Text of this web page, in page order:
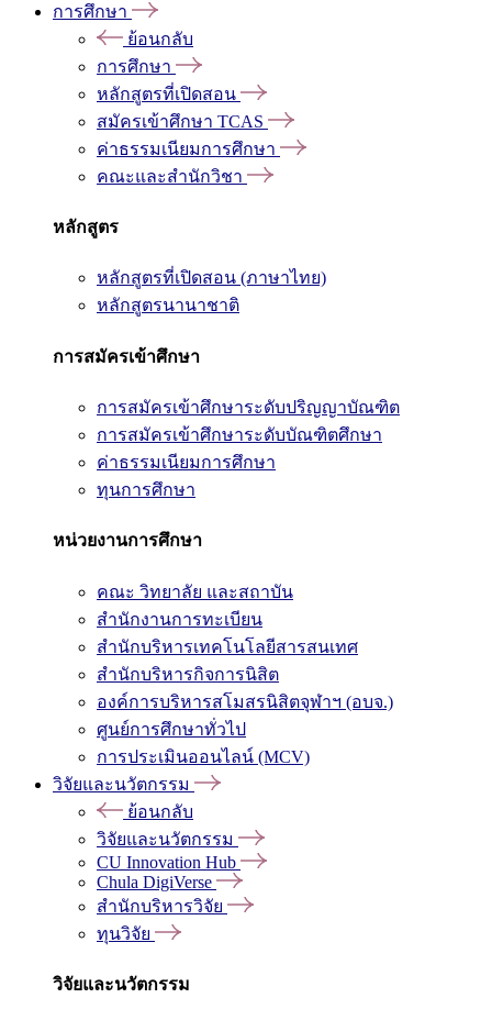
การศึกษา
ย้อนกลับ
การศึกษา
หลักสูตรที่เปิดสอน
สมัครเข้าศึกษา TCAS
ค่าธรรมเนียมการศึกษา
คณะและสำนักวิชา
หลักสูตร
หลักสูตรที่เปิดสอน (ภาษาไทย)
หลักสูตรนานาชาติ
การสมัครเข้าศึกษา
การสมัครเข้าศึกษาระดับปริญญาบัณฑิต
การสมัครเข้าศึกษาระดับบัณฑิตศึกษา
ค่าธรรมเนียมการศึกษา
ทุนการศึกษา
หน่วยงานการศึกษา
คณะ วิทยาลัย และสถาบัน
สำนักงานการทะเบียน
สำนักบริหารเทคโนโลยีสารสนเทศ
สำนักบริหารกิจการนิสิต
องค์การบริหารสโมสรนิสิตจุฬาฯ (อบจ.)
ศูนย์การศึกษาทั่วไป
การประเมินออนไลน์ (MCV)
วิจัยและนวัตกรรม
ย้อนกลับ
วิจัยและนวัตกรรม
CU Innovation Hub
Chula DigiVerse
สำนักบริหารวิจัย
ทุนวิจัย
วิจัยและนวัตกรรม